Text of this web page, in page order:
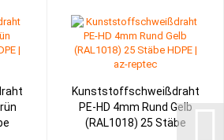
Kunststoffschweißdraht
PE-HD 4mm Rund Gelb
(RAL1018) 25 Stäbe